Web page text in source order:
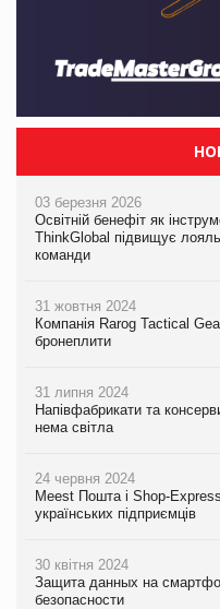
03 березня 2026
Освітній бенефіт як
ThinkGlobal підвищує
команди
31 жовтня 2024
Компанія Rarog Tactical
бронеплити
31 липня 2024
Напівфабрикати та
нема світла
24 червня 2024
Meest Пошта і Shop-
українських підприємців
30 квітня 2024
Защита данных на
безопасности